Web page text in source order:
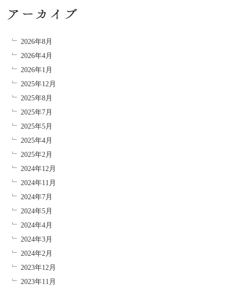
2026年8月
2026年4月
2026年1月
2025年12月
2025年8月
2025年7月
2025年5月
2025年4月
2025年2月
2024年12月
2024年11月
2024年7月
2024年5月
2024年4月
2024年3月
2024年2月
2023年12月
2023年11月